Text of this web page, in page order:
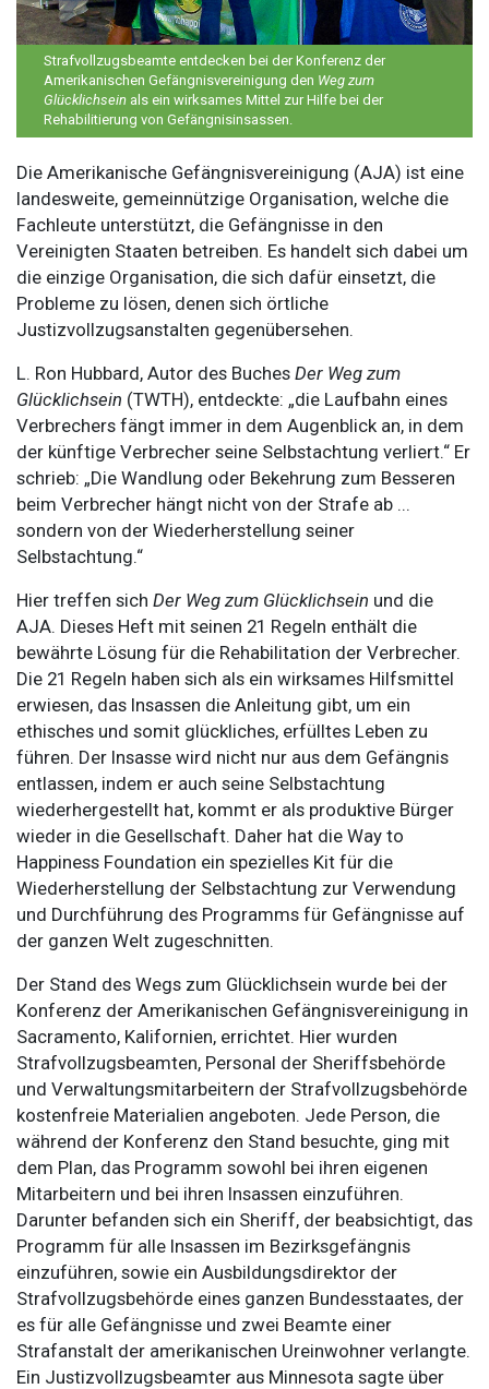
Strafvollzugsbeamte entdecken bei der Konferenz der
Amerikanischen Gefängnisvereinigung den Weg zum
Glücklichsein als ein wirksames Mittel zur Hilfe bei der
Rehabilitierung von Gefängnisinsassen.
Die Amerikanische Gefängnisvereinigung (AJA) ist eine
landesweite, gemeinnützige Organisation, welche die
Fachleute unterstützt, die Gefängnisse in den
Vereinigten Staaten betreiben. Es handelt sich dabei um
die einzige Organisation, die sich dafür einsetzt, die
Probleme zu lösen, denen sich örtliche
Justizvollzugsanstalten gegenübersehen.
L. Ron Hubbard, Autor des Buches Der Weg zum
Glücklichsein (TWTH), entdeckte: „die Laufbahn eines
Verbrechers fängt immer in dem Augenblick an, in dem
der künftige Verbrecher seine Selbstachtung verliert.“ Er
schrieb: „Die Wandlung oder Bekehrung zum Besseren
beim Verbrecher hängt nicht von der Strafe ab ...
sondern von der Wiederherstellung seiner
Selbstachtung.“
Hier treffen sich Der Weg zum Glücklichsein und die
AJA. Dieses Heft mit seinen 21 Regeln enthält die
bewährte Lösung für die Rehabilitation der Verbrecher.
Die 21 Regeln haben sich als ein wirksames Hilfsmittel
erwiesen, das Insassen die Anleitung gibt, um ein
ethisches und somit glückliches, erfülltes Leben zu
führen. Der Insasse wird nicht nur aus dem Gefängnis
entlassen, indem er auch seine Selbstachtung
wiederhergestellt hat, kommt er als produktive Bürger
wieder in die Gesellschaft. Daher hat die Way to
Happiness Foundation ein spezielles Kit für die
Wiederherstellung der Selbstachtung zur Verwendung
und Durchführung des Programms für Gefängnisse auf
der ganzen Welt zugeschnitten.
Der Stand des Wegs zum Glücklichsein wurde bei der
Konferenz der Amerikanischen Gefängnisvereinigung in
Sacramento, Kalifornien, errichtet. Hier wurden
Strafvollzugsbeamten, Personal der Sheriffsbehörde
und Verwaltungsmitarbeitern der Strafvollzugsbehörde
kostenfreie Materialien angeboten. Jede Person, die
während der Konferenz den Stand besuchte, ging mit
dem Plan, das Programm sowohl bei ihren eigenen
Mitarbeitern und bei ihren Insassen einzuführen.
Darunter befanden sich ein Sheriff, der beabsichtigt, das
Programm für alle Insassen im Bezirksgefängnis
einzuführen, sowie ein Ausbildungsdirektor der
Strafvollzugsbehörde eines ganzen Bundesstaates, der
es für alle Gefängnisse und zwei Beamte einer
Strafanstalt der amerikanischen Ureinwohner verlangte.
Ein Justizvollzugsbeamter aus Minnesota sagte über